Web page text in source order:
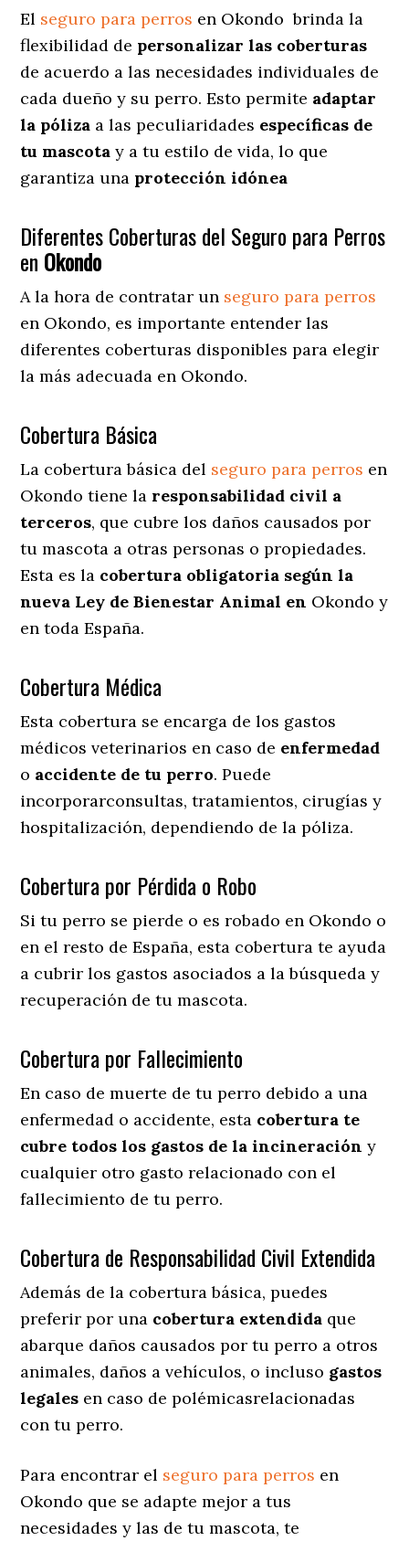
El seguro para perros en Okondo brinda la
flexibilidad de personalizar las coberturas
de acuerdo a las necesidades individuales de
cada dueño y su perro. Esto permite adaptar
la póliza a las peculiaridades específicas de
tu mascota y a tu estilo de vida, lo que
garantiza una protección idónea
Diferentes Coberturas del Seguro para Perros
en Okondo
A la hora de contratar un seguro para perros
en Okondo, es importante entender las
diferentes coberturas disponibles para elegir
la más adecuada en Okondo.
Cobertura Básica
La cobertura básica del seguro para perros en
Okondo tiene la responsabilidad civil a
terceros, que cubre los daños causados por
tu mascota a otras personas o propiedades.
Esta es la cobertura obligatoria según la
nueva Ley de Bienestar Animal en Okondo y
en toda España.
Cobertura Médica
Esta cobertura se encarga de los gastos
médicos veterinarios en caso de enfermedad
o accidente de tu perro. Puede
incorporarconsultas, tratamientos, cirugías y
hospitalización, dependiendo de la póliza.
Cobertura por Pérdida o Robo
Si tu perro se pierde o es robado en Okondo o
en el resto de España, esta cobertura te ayuda
a cubrir los gastos asociados a la búsqueda y
recuperación de tu mascota.
Cobertura por Fallecimiento
En caso de muerte de tu perro debido a una
enfermedad o accidente, esta cobertura te
cubre todos los gastos de la incineración y
cualquier otro gasto relacionado con el
fallecimiento de tu perro.
Cobertura de Responsabilidad Civil Extendida
Además de la cobertura básica, puedes
preferir por una cobertura extendida que
abarque daños causados por tu perro a otros
animales, daños a vehículos, o incluso gastos
legales en caso de polémicasrelacionadas
con tu perro.
Para encontrar el seguro para perros en
Okondo que se adapte mejor a tus
necesidades y las de tu mascota, te